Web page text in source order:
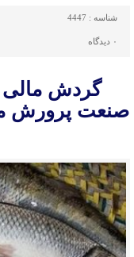
شناسه : 4447
۰ دیدگاه
صنعت پرورش